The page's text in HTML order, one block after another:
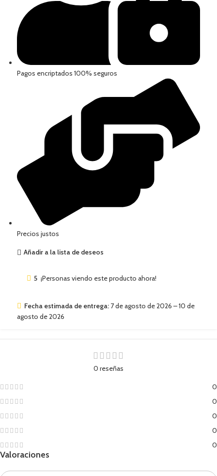
Pagos encriptados 100% seguros
Precios justos
Añadir a la lista de deseos
5 ¡Personas viendo este producto ahora!
Fecha estimada de entrega: 7 de agosto de 2026 – 10 de
agosto de 2026
0 reseñas
0
0
0
0
0
Valoraciones